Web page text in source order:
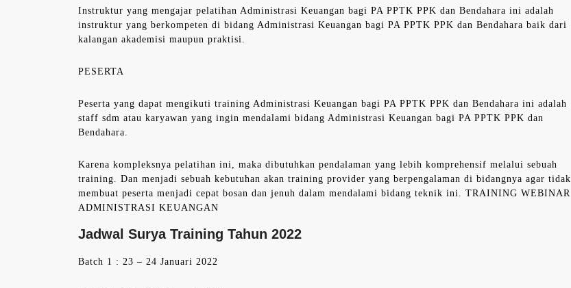
Instruktur yang mengajar pelatihan Administrasi Keuangan bagi PA PPTK PPK dan Bendahara ini adalah
instruktur yang berkompeten di bidang Administrasi Keuangan bagi PA PPTK PPK dan Bendahara baik dari
kalangan akademisi maupun praktisi.
PESERTA
Peserta yang dapat mengikuti training Administrasi Keuangan bagi PA PPTK PPK dan Bendahara ini adalah
staff sdm atau karyawan yang ingin mendalami bidang Administrasi Keuangan bagi PA PPTK PPK dan
Bendahara.
Karena kompleksnya pelatihan ini, maka dibutuhkan pendalaman yang lebih komprehensif melalui sebuah
training. Dan menjadi sebuah kebutuhan akan training provider yang berpengalaman di bidangnya agar tidak
membuat peserta menjadi cepat bosan dan jenuh dalam mendalami bidang teknik ini. TRAINING WEBINAR
ADMINISTRASI KEUANGAN
Jadwal Surya Training Tahun 2022
Batch 1 : 23 – 24 Januari 2022